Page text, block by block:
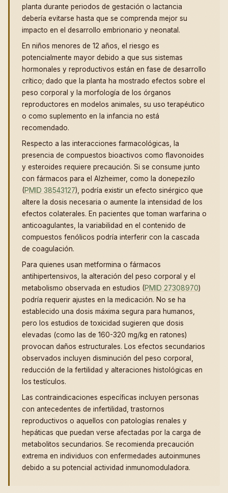
planta durante periodos de gestación o lactancia
debería evitarse hasta que se comprenda mejor su
impacto en el desarrollo embrionario y neonatal.
En niños menores de 12 años, el riesgo es
potencialmente mayor debido a que sus sistemas
hormonales y reproductivos están en fase de desarrollo
crítico; dado que la planta ha mostrado efectos sobre el
peso corporal y la morfología de los órganos
reproductores en modelos animales, su uso terapéutico
o como suplemento en la infancia no está
recomendado.
Respecto a las interacciones farmacológicas, la
presencia de compuestos bioactivos como flavonoides
y esteroides requiere precaución. Si se consume junto
con fármacos para el Alzheimer, como la donepezilo
(PMID 38543127), podría existir un efecto sinérgico que
altere la dosis necesaria o aumente la intensidad de los
efectos colaterales. En pacientes que toman warfarina o
anticoagulantes, la variabilidad en el contenido de
compuestos fenólicos podría interferir con la cascada
de coagulación.
Para quienes usan metformina o fármacos
antihipertensivos, la alteración del peso corporal y el
metabolismo observada en estudios (PMID 27308970)
podría requerir ajustes en la medicación. No se ha
establecido una dosis máxima segura para humanos,
pero los estudios de toxicidad sugieren que dosis
elevadas (como las de 160-320 mg/kg en ratones)
provocan daños estructurales. Los efectos secundarios
observados incluyen disminución del peso corporal,
reducción de la fertilidad y alteraciones histológicas en
los testículos.
Las contraindicaciones específicas incluyen personas
con antecedentes de infertilidad, trastornos
reproductivos o aquellos con patologías renales y
hepáticas que puedan verse afectadas por la carga de
metabolitos secundarios. Se recomienda precaución
extrema en individuos con enfermedades autoinmunes
debido a su potencial actividad inmunomoduladora.